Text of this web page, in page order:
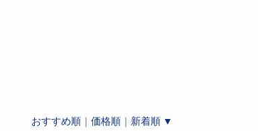
おすすめ順 ｜ 価格順 ｜ 新着順